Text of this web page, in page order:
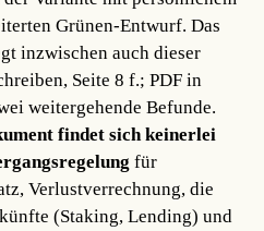
Grünen-Entwurf. Das
inzwischen auch dieser
Seite 8 f.; PDF in
weitergehende Befunde.
findet sich keinerlei
für
Verlustverrechnung, die
(Staking, Lending) und